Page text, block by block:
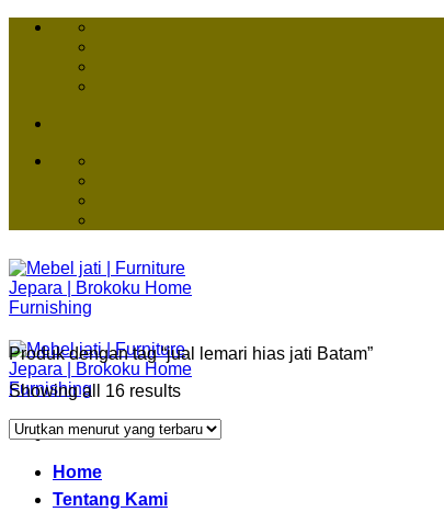
Skip
Home
Tentang Kami
Produk dengan tag “jual lemari hias jati Batam”
Showing all 16 results